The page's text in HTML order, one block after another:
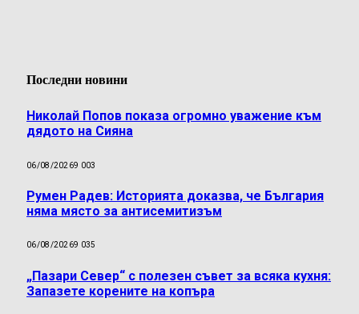
Последни новини
Николай Попов показа огромно уважение към
дядото на Сияна
06/08/20269 003
Румен Радев: Историята доказва, че България
няма място за антисемитизъм
06/08/20269 035
„Пазари Север“ с полезен съвет за всяка кухня:
Запазете корените на копъра